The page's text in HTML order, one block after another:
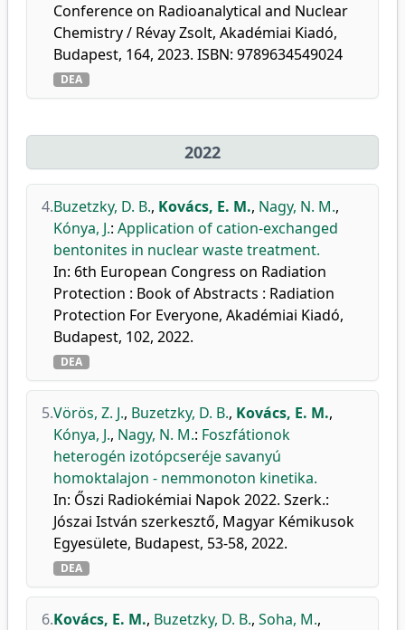
Conference on Radioanalytical and Nuclear
Chemistry / Révay Zsolt, Akadémiai Kiadó,
Budapest, 164, 2023. ISBN: 9789634549024
DEA
2022
4.Buzetzky, D. B., Kovács, E. M., Nagy, N. M.,
Kónya, J.: Application of cation-exchanged
bentonites in nuclear waste treatment.
In: 6th European Congress on Radiation
Protection : Book of Abstracts : Radiation
Protection For Everyone, Akadémiai Kiadó,
Budapest, 102, 2022.
DEA
5.Vörös, Z. J., Buzetzky, D. B., Kovács, E. M.,
Kónya, J., Nagy, N. M.: Foszfátionok
heterogén izotópcseréje savanyú
homoktalajon - nemmonoton kinetika.
In: Őszi Radiokémiai Napok 2022. Szerk.:
Jószai István szerkesztő, Magyar Kémikusok
Egyesülete, Budapest, 53-58, 2022.
DEA
6.Kovács, E. M., Buzetzky, D. B., Soha, M.,